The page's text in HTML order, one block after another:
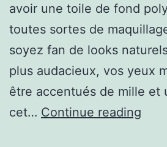
avoir une toile de fond
toutes sortes de
soyez fan de looks
plus audacieux, vos yeux
être accentués de mille et
cet… Continue reading